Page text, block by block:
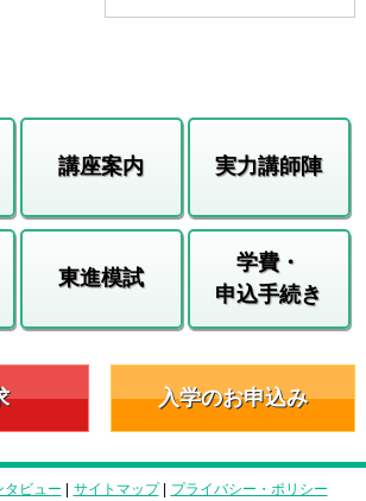
講座案内 実力講師陣
東進模試
学費・
申込手続き
入学のお申込み
タビュー | サイトマップ| プライバシー・ポリシー